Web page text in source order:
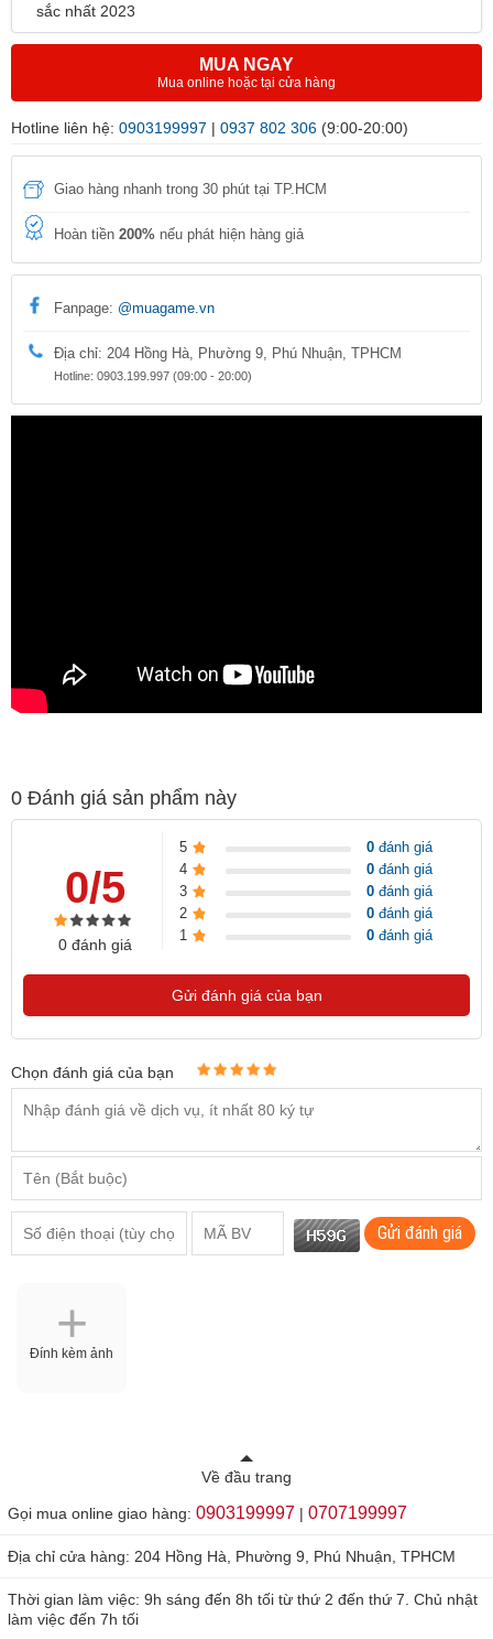
sắc nhất 2023
MUA NGAY
Mua online hoặc tại cửa hàng
Hotline liên hệ: 0903199997 | 0937 802 306 (9:00-20:00)
Giao hàng nhanh trong 30 phút tại TP.HCM
Hoàn tiền 200% nếu phát hiện hàng giả
Fanpage: @muagame.vn
Địa chỉ: 204 Hồng Hà, Phường 9, Phú Nhuận, TPHCM
Hotline: 0903.199.997 (09:00 - 20:00)
0 Đánh giá sản phẩm này
0/5
0 đánh giá
5 0 đánh giá
4
0 đánh giá
3
0 đánh giá
2
0 đánh giá
1
0 đánh giá
Gửi đánh giá của bạn
Chọn đánh giá của bạn
Gửi đánh giá
Đính kèm ảnh
Về đầu trang
Gọi mua online giao hàng: 0903199997 | 0707199997
Địa chỉ cửa hàng: 204 Hồng Hà, Phường 9, Phú Nhuận, TPHCM
Thời gian làm việc: 9h sáng đến 8h tối từ thứ 2 đến thứ 7. Chủ nhật
làm việc đến 7h tối